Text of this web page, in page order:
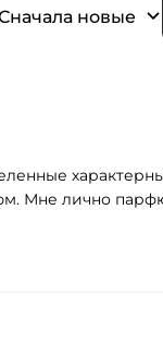
новые
Мне лично